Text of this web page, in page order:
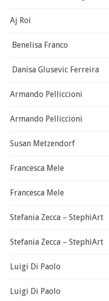
Aj Roi
Benelisa Franco
Danisa Glusevic Ferreira
Armando Pelliccioni
Armando Pelliccioni
Susan Metzendorf
Francesca Mele
Francesca Mele
Stefania Zecca – StephìArt
Stefania Zecca – StephìArt
Luigi Di Paolo
Luigi Di Paolo